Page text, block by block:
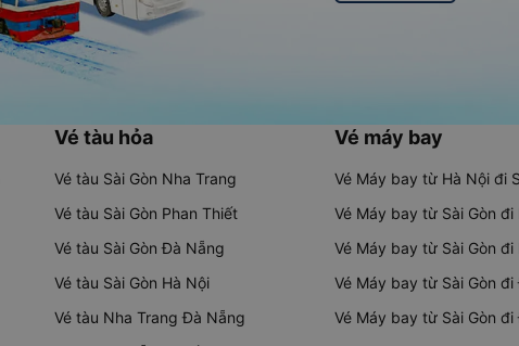
Vé tàu hỏa
Vé tàu Sài Gòn Nha Trang
Vé tàu Sài Gòn Phan Thiết
Vé tàu Sài Gòn Đà Nẵng
Vé tàu Sài Gòn Hà Nội
Vé tàu Nha Trang Đà Nẵng
Vé máy bay
Vé Máy bay từ Hà Nội đi
Vé Máy bay từ Sài Gòn đi
Vé Máy bay từ Sài Gòn đi
Vé Máy bay từ Sài Gòn
Vé Máy bay từ Sài Gòn